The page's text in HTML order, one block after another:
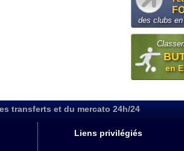
des clubs
en
transferts et du mercato 24h/24
Liens privilégiés